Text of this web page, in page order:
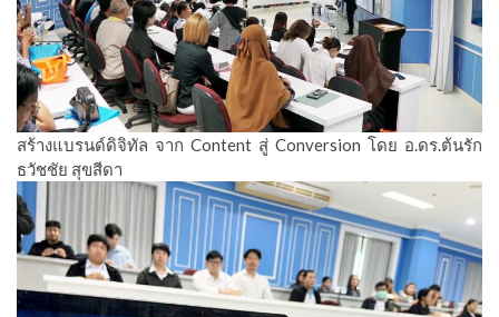
สร้างแบรนด์ดิจิทัล จาก Content สู่ Conversion โดย อ.ดร.ต้นรัก
ธวัชชัย สุขสีดา